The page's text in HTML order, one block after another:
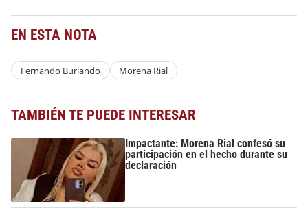
EN ESTA NOTA
Fernando Burlando Morena Rial
TAMBIÉN TE PUEDE INTERESAR
Impactante: Morena Rial confesó su
participación en el hecho durante su
declaración